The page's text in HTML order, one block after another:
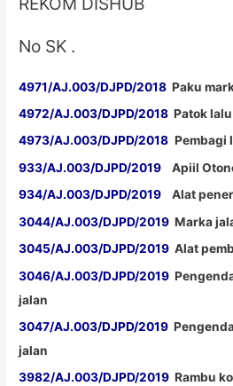
No SK .
4971/AJ.003/DJPD/2018 Paku
4972/AJ.003/DJPD/2018 Patok
4973/AJ.003/DJPD/2018 Pembagi
933/AJ.003/DJPD/2019 Apiil
934/AJ.003/DJPD/2019 Alat
3044/AJ.003/DJPD/2019 Marka
3045/AJ.003/DJPD/2019 Alat
3046/AJ.003/DJPD/2019
jalan
3047/AJ.003/DJPD/2019
jalan
3982/AJ.003/DJPD/2019 Rambu